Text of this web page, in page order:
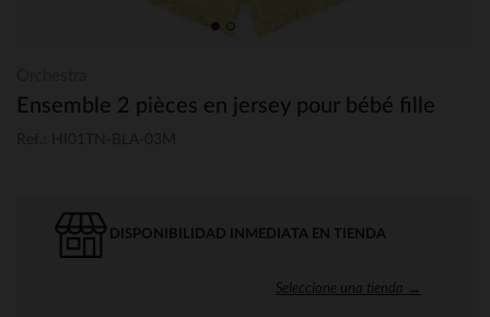
Ensemble 2 pièces en jersey pour bébé fille
DISPONIBILIDAD INMEDIATA EN TIENDA
Seleccione una tienda →